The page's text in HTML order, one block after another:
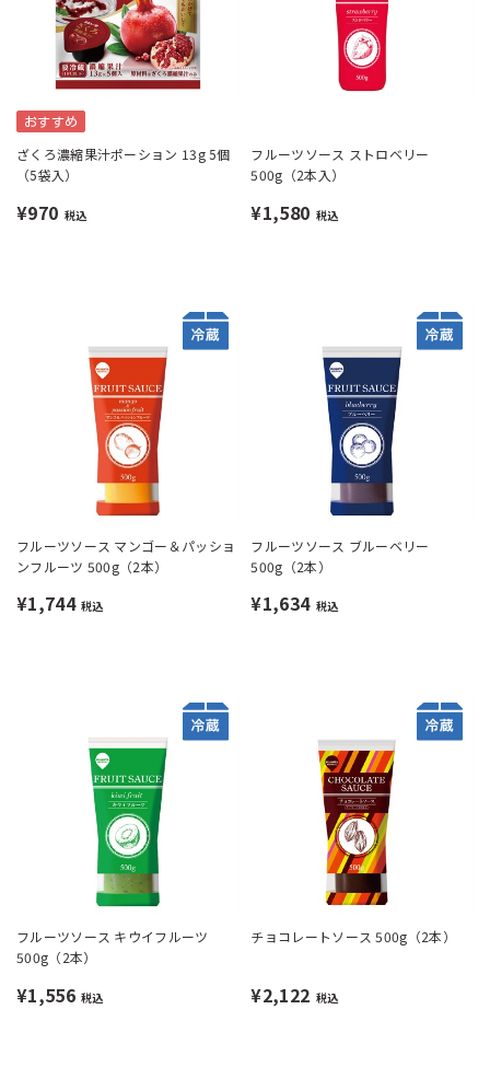
おすすめ
ざくろ濃縮果汁ポーション 13g 5個
（5袋入）
¥970 税込
フルーツソース ストロベリー
500g（2本入）
¥1,580 税込
フルーツソース マンゴー＆パッショ
ンフルーツ 500g（2本）
¥1,744 税込
フルーツソース ブルーベリー
500g（2本）
¥1,634 税込
フルーツソース キウイフルーツ
500g（2本）
¥1,556 税込
チョコレートソース 500g（2本）
¥2,122 税込